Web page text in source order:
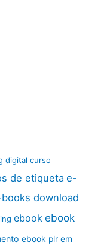
digital curso
de etiqueta e-
download
ebook ebook
ebook plr em